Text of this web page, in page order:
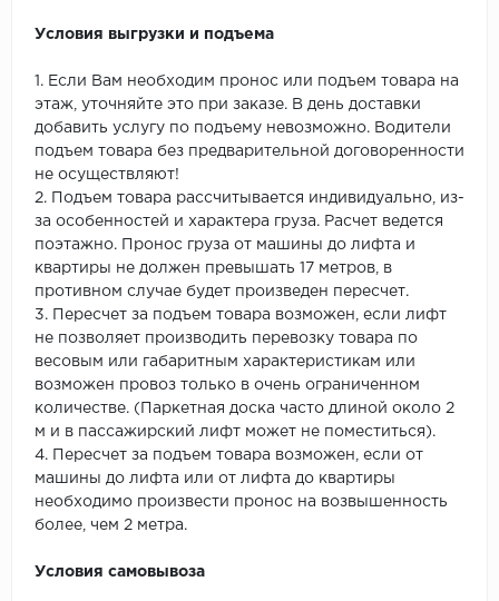
Условия выгрузки и подъема
1. Если Вам необходим пронос или подъем товара на
этаж, уточняйте это при заказе. В день доставки
добавить услугу по подъему невозможно. Водители
подъем товара без предварительной договоренности
не осуществляют!
2. Подъем товара рассчитывается индивидуально, из-
за особенностей и характера груза. Расчет ведется
поэтажно. Пронос груза от машины до лифта и
квартиры не должен превышать 17 метров, в
противном случае будет произведен пересчет.
3. Пересчет за подъем товара возможен, если лифт
не позволяет производить перевозку товара по
весовым или габаритным характеристикам или
возможен провоз только в очень ограниченном
количестве. (Паркетная доска часто длиной около 2
м и в пассажирский лифт может не поместиться).
4. Пересчет за подъем товара возможен, если от
машины до лифта или от лифта до квартиры
необходимо произвести пронос на возвышенность
более, чем 2 метра.
Условия самовывоза